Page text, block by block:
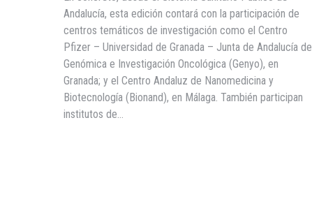
Andalucía, esta edición contará con la participación de
centros temáticos de investigación como el Centro
Pfizer – Universidad de Granada – Junta de Andalucía de
Genómica e Investigación Oncológica (Genyo), en
Granada; y el Centro Andaluz de Nanomedicina y
Biotecnología (Bionand), en Málaga. También participan
institutos de…